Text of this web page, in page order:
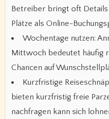
Betreiber bringt oft Details
Plätze als Online-
Wochentage nutzen:
Mittwoch bedeutet häufig
Chancen auf
Kurzfristige
bieten kurzfristig freie
nachfragen kann sich